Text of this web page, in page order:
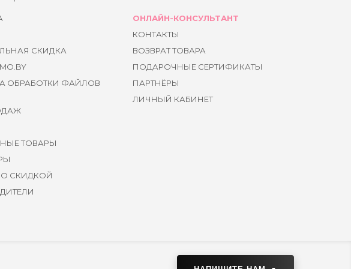
СКИДКА
ОБРАБОТКИ ФАЙЛОВ
ТОВАРЫ
СКИДКОЙ
ОНЛАЙН-КОНСУЛЬТАНТ
КОНТАКТЫ
ВОЗВРАТ ТОВАРА
ПОДАРОЧНЫЕ СЕРТИФИКАТЫ
ПАРТНЁРЫ
ЛИЧНЫЙ КАБИНЕТ